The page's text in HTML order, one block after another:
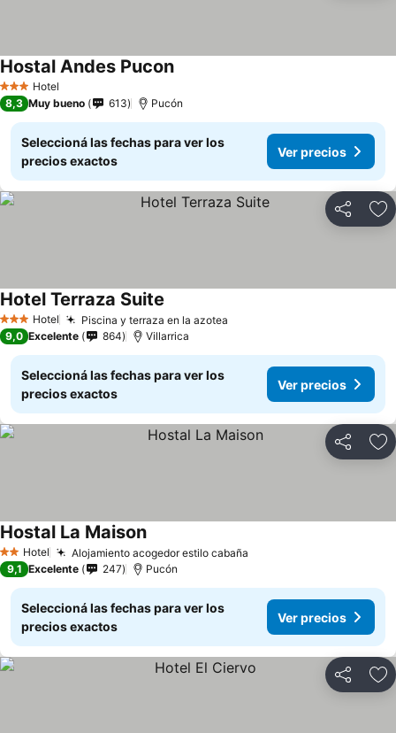
3 Estrellas
Hotel
Hostal Andes PuconVer precios
8,3 Muy bueno 613 Pucón
Seleccioná las fechas para ver los
precios exactos
Ver precios
Compartir
3 Estrellas
Hotel Piscina y terraza en la azotea
Hotel Terraza Suite
9,0 Excelente 864 Villarrica
Seleccioná las fechas para ver los
precios exactos
Ver precios
Compartir
2 Estrellas
Hotel Alojamiento acogedor estilo cabaña
Hostal La MaisonVer precios
9,1 Excelente 247 Pucón
Seleccioná las fechas para ver los
precios exactos
Ver precios
Compartir